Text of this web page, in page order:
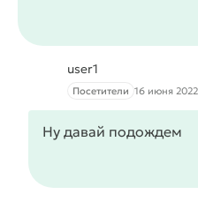
user1
Посетители 16 июня
Ну давай подождем